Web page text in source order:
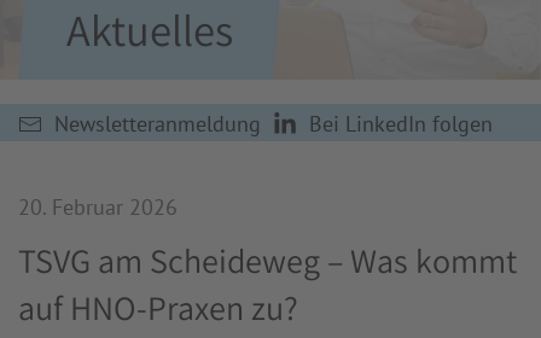
Aktuelles
Newsletteranmeldung Bei LinkedIn folgen
20. Februar 2026
TSVG am Scheideweg – Was kommt
auf HNO-Praxen zu?